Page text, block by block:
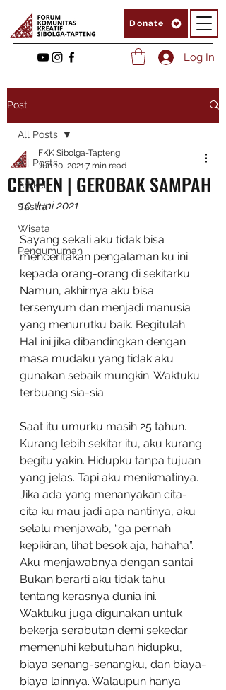
Donate
Log In
Post
All Posts
Artikel
Sastra
Wisata
Pengumuman
All Posts
CERPEN | GEROBAK SAMPAH
FKK Sibolga-Tapteng
Jun 10, 20217 min read
10 Juni 2021
Sayang sekali aku tidak bisa
menceritakan pengalaman ku ini
kepada orang-orang di sekitarku.
Namun, akhirnya aku bisa
tersenyum dan menjadi manusia
yang menurutku baik. Begitulah.
Hal ini jika dibandingkan dengan
masa mudaku yang tidak aku
gunakan sebaik mungkin. Waktuku
terbuang sia-sia.
Saat itu umurku masih 25 tahun.
Kurang lebih sekitar itu, aku kurang
begitu yakin. Hidupku tanpa tujuan
yang jelas. Tapi aku menikmatinya.
Jika ada yang menanyakan cita-
cita ku mau jadi apa nantinya, aku
selalu menjawab, “ga pernah
kepikiran, lihat besok aja, hahaha”.
Aku menjawabnya dengan santai.
Bukan berarti aku tidak tahu
tentang kerasnya dunia ini.
Waktuku juga digunakan untuk
bekerja serabutan demi sekedar
memenuhi kebutuhan hidupku,
biaya senang-senangku, dan biaya-
biaya lainnya. Walaupun hanya